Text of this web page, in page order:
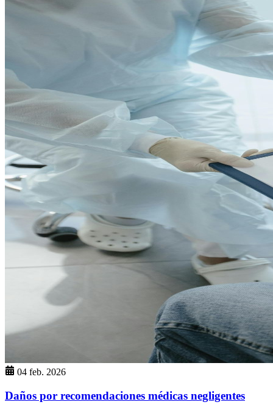
04 feb. 2026
Daños por recomendaciones médicas negligentes